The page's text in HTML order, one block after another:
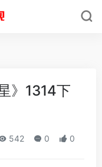
》1314下
542 0 0